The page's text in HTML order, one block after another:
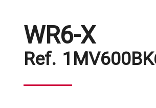
WR6-X
Ref.